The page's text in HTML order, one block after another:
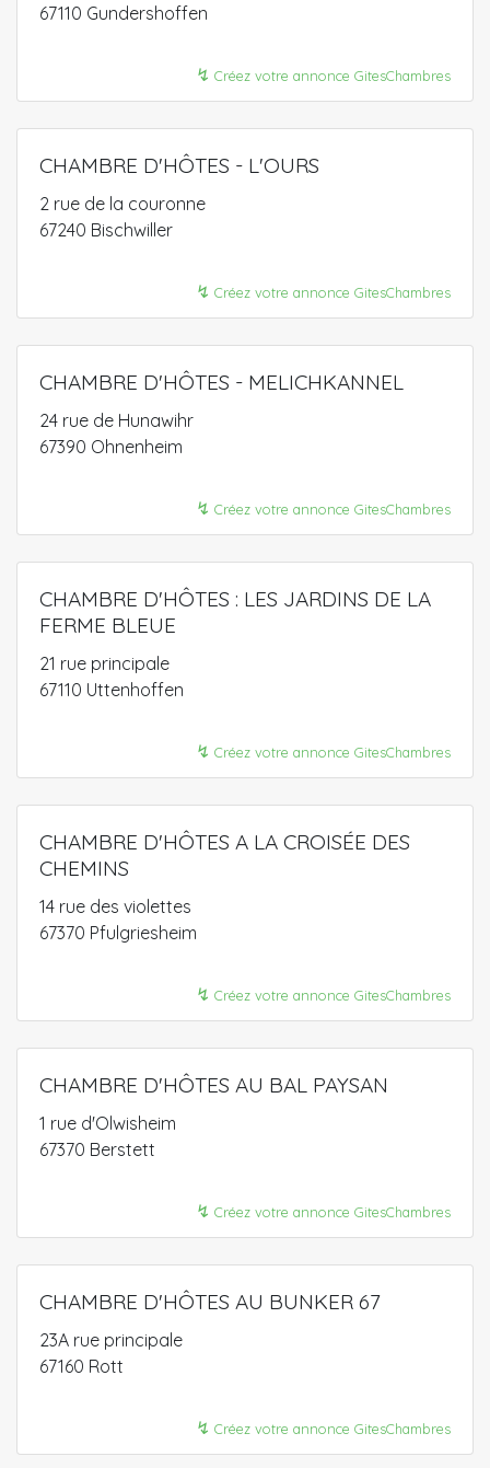
67110 Gundershoffen
↯ Créez votre annonce GitesChambres
CHAMBRE D'HÔTES - L'OURS
2 rue de la couronne
67240 Bischwiller
↯ Créez votre annonce GitesChambres
CHAMBRE D'HÔTES - MELICHKANNEL
24 rue de Hunawihr
67390 Ohnenheim
↯ Créez votre annonce GitesChambres
CHAMBRE D'HÔTES : LES JARDINS DE LA
FERME BLEUE
21 rue principale
67110 Uttenhoffen
↯ Créez votre annonce GitesChambres
CHAMBRE D'HÔTES A LA CROISÉE DES
CHEMINS
14 rue des violettes
67370 Pfulgriesheim
↯ Créez votre annonce GitesChambres
CHAMBRE D'HÔTES AU BAL PAYSAN
1 rue d'Olwisheim
67370 Berstett
↯ Créez votre annonce GitesChambres
CHAMBRE D'HÔTES AU BUNKER 67
23A rue principale
67160 Rott
↯ Créez votre annonce GitesChambres